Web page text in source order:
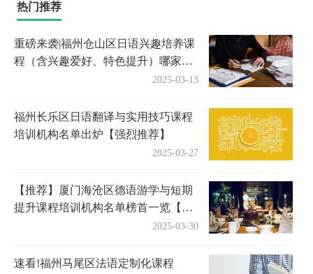
热门推荐
重磅来袭|福州仓山区日语兴趣培养课
程（含兴趣爱好、特色提升）哪家优
2025-03-13
福州长乐区日语翻译与实用技巧课程
培训机构名单出炉【强烈推荐】
2025-03-27
【推荐】厦门海沧区德语游学与短期
提升课程培训机构名单榜首一览【十
大精选德语游学与短期提升课程机
2025-03-30
速看!福州马尾区法语定制化课程